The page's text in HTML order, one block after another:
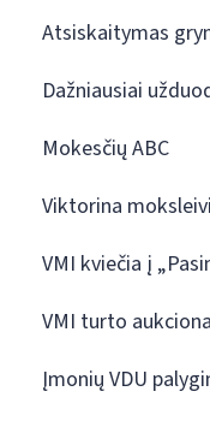
Atsiskaitymas
Dažniausiai
Mokesčių ABC
Viktorina
VMI kviečia į
VMI turto
Įmonių VDU